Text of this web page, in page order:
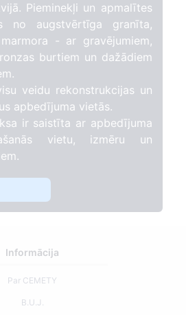
Pieminekļi un apmalītes
no augstvērtīga granīta,
- ar gravējumiem,
burtiem un dažādiem
veidu rekonstrukcijas un
apbedījuma vietās.
ir saistīta ar apbedījuma
vietu, izmēru un
Informācija
Par CEMETY
B.U.J.